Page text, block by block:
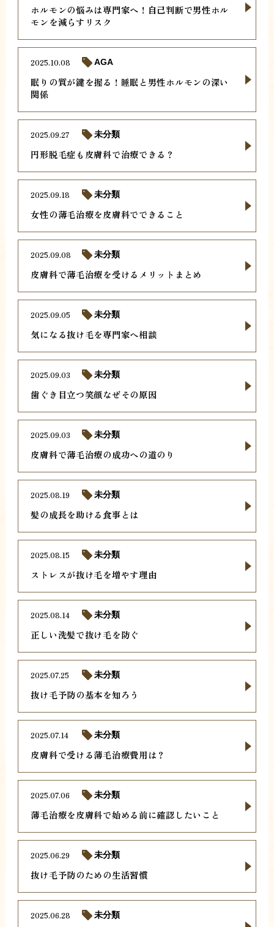
ホルモンの悩みは専門家へ！自己判断で男性ホル
モンを減らすリスク
眠りの質が鍵を握る！睡眠と男性ホルモンの深い
関係
2025.10.08 AGA
円形脱毛症も皮膚科で治療できる？
2025.09.27 未分類
女性の薄毛治療を皮膚科でできること
2025.09.18 未分類
皮膚科で薄毛治療を受けるメリットまとめ
2025.09.08 未分類
気になる抜け毛を専門家へ相談
2025.09.05 未分類
歯ぐき目立つ笑顔なぜその原因
2025.09.03 未分類
皮膚科で薄毛治療の成功への道のり
2025.09.03 未分類
髪の成長を助ける食事とは
2025.08.19 未分類
ストレスが抜け毛を増やす理由
2025.08.15 未分類
正しい洗髪で抜け毛を防ぐ
2025.08.14 未分類
抜け毛予防の基本を知ろう
2025.07.25 未分類
皮膚科で受ける薄毛治療費用は？
2025.07.14 未分類
薄毛治療を皮膚科で始める前に確認したいこと
2025.07.06 未分類
抜け毛予防のための生活習慣
2025.06.29 未分類
2025.06.28 未分類